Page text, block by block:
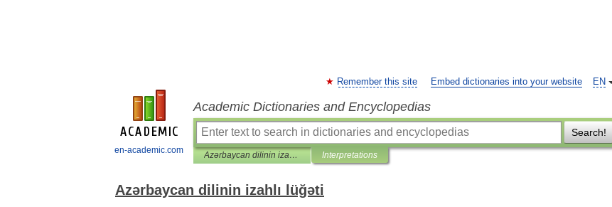
en-academic.com
EN
Remember this site Embed dictionaries into your website
Academic Dictionaries and Encyclopedias
Search!
Azərbaycan dilinin izahlı lüğəti Interpretations
Azərbaycan dilinin izahlı lüğəti